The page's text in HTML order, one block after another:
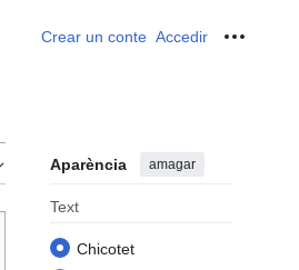
Crear un conte Accedir
Aparència amagar
Text
Chicotet